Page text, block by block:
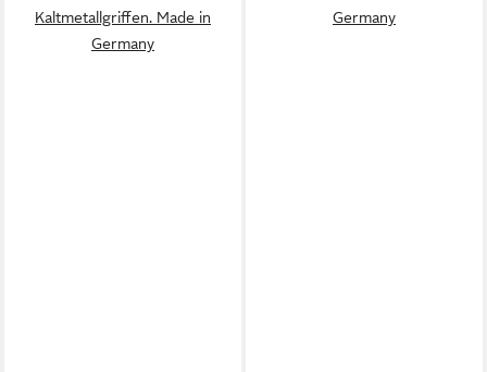
Kaltmetallgriffen. Made in
Germany
Germany